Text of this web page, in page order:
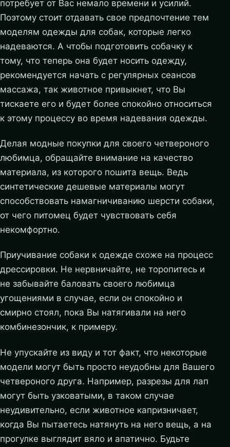
потребует от Вас немало времени и усилий.
Поэтому стоит отдавать свое предпочтение тем
моделям одежды для собак, которые легко
надеваются. А чтобы подготовить собачку к
тому, что теперь она будет носить одежду,
рекомендуется начать с регулярных сеансов
массажа, так животное привыкнет, что Вы
тискаете его и будет более спокойно относиться
к этому процессу во время надевания одежды.
Делая модные покупки для своего четвероного
любимца, обращайте внимание на качество
материала, из которого пошита вещь. Ведь
синтетические дешевые материалы могут
способствовать намагничиванию шерсти собаки,
от чего питомец будет чувствовать себя
некомфортно.
Приучивание собаки к одежде схоже на процесс
дрессировки. Не нервничайте, не торопитесь и
не забывайте баловать своего любимца
угощениями в случае, если он спокойно и
смирно стоял, пока Вы натягивали на него
комбинезончик, к примеру.
Не упускайте из виду и тот факт, что некоторые
модели могут быть просто неудобны для Вашего
четвероного друга. Например, разрезы для лап
могут быть узковатыми, в таком случае
неудивительно, если животное капризничает,
когда Вы пытаетесь натянуть на него вещь, а на
прогулке выглядит вяло и апатично. Будьте